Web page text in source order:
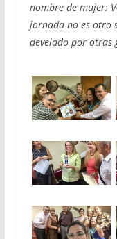
nombre de mujer:
jornada no es otro
develado por otras